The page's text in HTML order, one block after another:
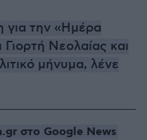
την «Ημέρα
Νεολαίας και
μήνυμα, λένε
στο Google News